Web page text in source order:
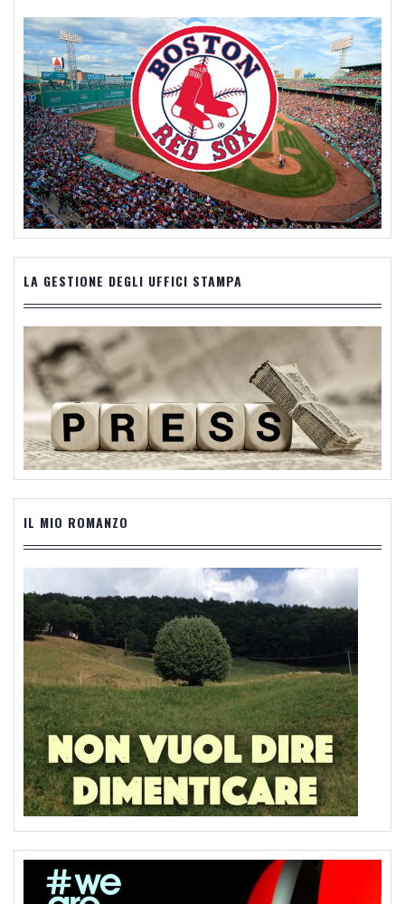
LA GESTIONE DEGLI UFFICI STAMPA
IL MIO ROMANZO